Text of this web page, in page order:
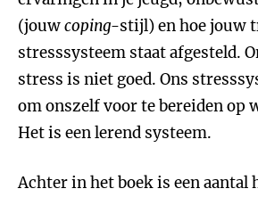
(jouwcoping-stijl) en hoe jouw
stresssysteem staat afgesteld.
stress is niet goed. Ons
om onszelf voor te bereiden op
Het is een lerend systeem.
Achter in het boek is een aantal